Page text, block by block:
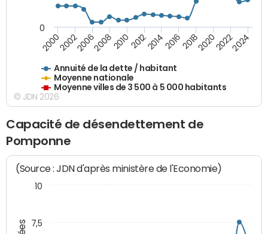
Annuité de la dette / habitant
Moyenne nationale
Moyenne villes de 3 500 à 5 000 habitants
200020022006200820102012201420162018202020222024
0
© JDN 2026
Capacité de désendettement de
Pomponne
(Source : JDN d'après ministère de l'Economie)
7,5
10